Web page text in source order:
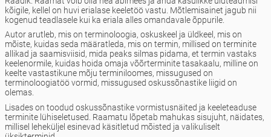
kõigile, kellel on huvi erialase keeletöö vastu. Mõtlemisainet jagub nii
kogenud teadlasele kui ka eriala alles omandavale õppurile.
Autor arutleb, mis on terminoloogia, oskuskeel ja üldkeel, mis on
mõiste, kuidas seda määratleda, mis on termin, millised on terminite
allikad ja saamisviisid, mida peaks silmas pidama, et termin vastaks
keelenormile, kuidas hoida omaja võõrterminite tasakaalu, milline on
keelte vastastikune mõju terminiloomes, missugused on
terminoloogiatöö vormid, missugused oskussõnastike liigid on
olemas.
Lisades on toodud oskussõnastike vormistusnäited ja keeleteaduse
terminite lühiseletused. Raamatu lõpetab mahukas sisujuht, näidates,
millisel leheküljel esinevad käsitletud mõisted ja valikuliselt